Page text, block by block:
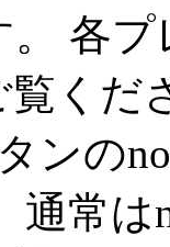
。 各
くだ
ンの
通常は